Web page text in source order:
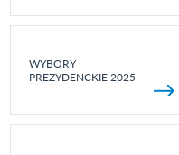
WYBORY
PREZYDENCKIE 2025